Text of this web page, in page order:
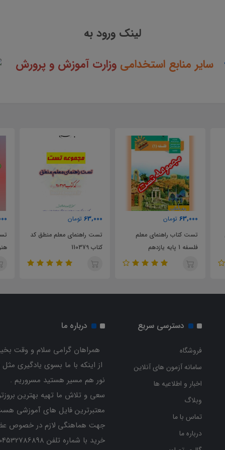
لینک ورود به
سایر منابع استخدامیوزارت آموزش و پرورش
63,000 تومان
تست کتاب راهنمای معلم
فلسفه 1 پایه یازدهم
63,000 تومان
تست راهنمای معلم منطق کد
کتاب 110379
دسترسی سریع
فروشگاه
سامانه آزمون های آنلاین
اخبار و اطلاعیه ها
وبلاگ
تماس با ما
درباره ما
درباره ما
همراهان گرامی سلام و وقت
از اینکه با ما بسوی یادگیری
نور هم مسیر هستید مسروریم .
سعی و تلاش ما تهیه بهترین
معتبرترین فایل های آموزشی
جهت هماهنگی لازم در خصوص